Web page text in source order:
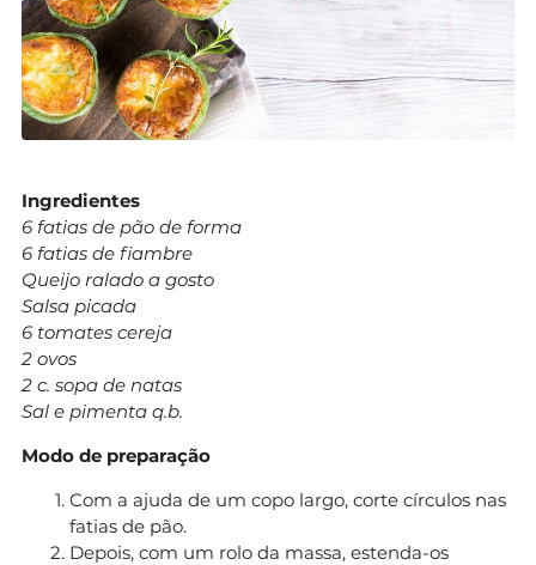
Ingredientes
6 fatias de pão de forma
6 fatias de fiambre
Queijo ralado a gosto
Salsa picada
6 tomates cereja
2 ovos
2 c. sopa de natas
Sal e pimenta q.b.
Modo de preparação
Com a ajuda de um copo largo, corte círculos nas
fatias de pão.
Depois, com um rolo da massa, estenda-os